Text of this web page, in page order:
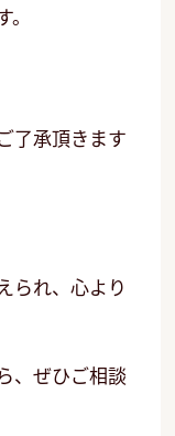
了承頂きます
られ、心より
、ぜひご相談